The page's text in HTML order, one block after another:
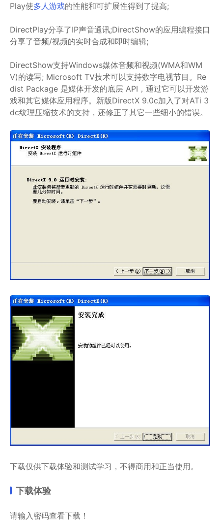
Play使多人游戏的性能和可扩展性得到了提高;
DirectPlay分享了IP声音通讯;DirectShow的应用编程接口
分享了音频/视频的实时合成和即时编辑;
DirectShow支持Windows媒体音频和视频(WMA和WM
V)的读写; Microsoft TV技术可以支持数字电视节目。Re
dist Package 是媒体开发的底层 API，通过它可以开发游
戏和其它媒体应用程序。新版DirectX 9.0c加入了对ATi 3
dc纹理压缩技术的支持，还修正了其它一些细小的错误。
下载仅供下载体验和测试学习，不得商用和正当使用。
下载体验
请输入密码查看下载！